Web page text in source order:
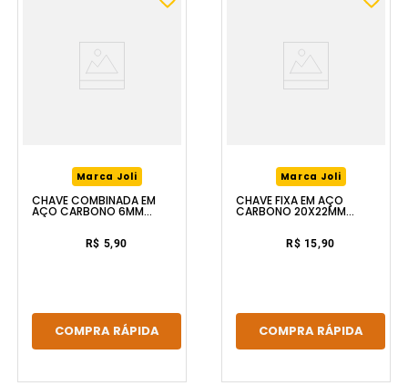
Marca Joli
CHAVE COMBINADA EM
AÇO CARBONO 6MM
FERRAPLUS
R$ 5,90
COMPRA RÁPIDA
Marca Joli
CHAVE FIXA EM AÇO
CARBONO 20X22MM
R$ 15,90
COMPRA RÁPIDA